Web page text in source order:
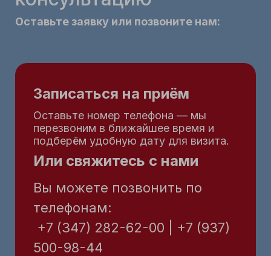
Оставьте заявку или позвоните нам:
Записаться на приём
Оставьте номер телефона — мы
перезвоним в ближайшее время и
подберём удобную дату для визита.
Или свяжитесь с нами
Вы можете позвонить по
телефонам:
+7 (347) 282-62-00 | +7 (937)
500-98-44